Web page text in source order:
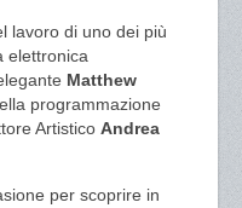
lavoro di uno dei più
elettronica
Matthew
programmazione
Artistico Andrea
per scoprire in